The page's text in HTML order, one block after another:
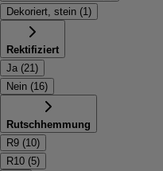
Dekoriert, stein (1 )
Rektifiziert
Ja (21 )
Nein (16)
Rutschhemmung
R9 (10)
R10 (5)